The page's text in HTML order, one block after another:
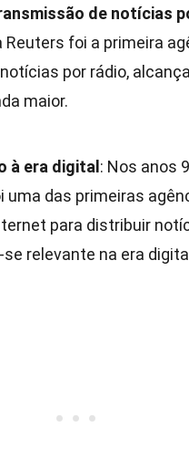
de notícias
Reuters foi a primeira
por rádio,
maior.
à era digital : Nos anos
uma das primeiras
para distribuir
relevante na era